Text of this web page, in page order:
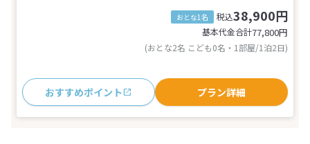
おとな1名 税込38,900円
基本代金合計77,800円
(おとな2名 こども0名・1部屋/1泊2日)
おすすめポイント プラン詳細